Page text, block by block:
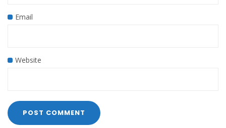
Email
Website